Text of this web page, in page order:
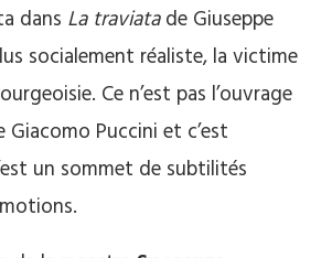
dans La traviatade Giuseppe
socialement réaliste, la victime
Ce n’est pas l’ouvrage
Giacomo Puccini et c’est
un sommet de subtilités